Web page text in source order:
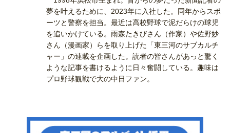
夢を叶えるために、2023年に入社した。同年からスポ
ーツと警察を担当。最近は高校野球で泥だらけの球児
を追いかけている。雨森たきびさん（作家）や佐野妙
さん（漫画家）らを取り上げた「東三河のサブカルチ
ャー」の連載を企画した。読者の皆さんがあっと驚く
ような記事を書けるように日々奮闘している。趣味は
プロ野球観戦で大の中日ファン。